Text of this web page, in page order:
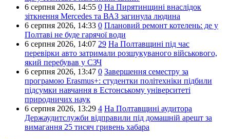
6 серпня 2026, 14:55 0 На Пирятинщині внаслідок
зіткнення Mercedes та ВАЗ загинула людина
6 серпня 2026, 14:33 0 Плановий ремонт котелень: де у
Полтаві не буде гарячої води
6 серпня 2026, 14:07 29 На Полтавщині під час
перевірки авто затримали розшукуваного військового,
який перебував у СЗЧ
6 серпня 2026, 13:47 0 Завершення семестру за
програмою Erasmus+: студентки політехніки підбили
підсумки навчання в Естонському університеті
природничих наук
6 серпня 2026, 13:29 4 На Полтавщині аудитора
Держаудитслужби відправили під домашній арешт за
вимагання 25 тисяч гривень хабара